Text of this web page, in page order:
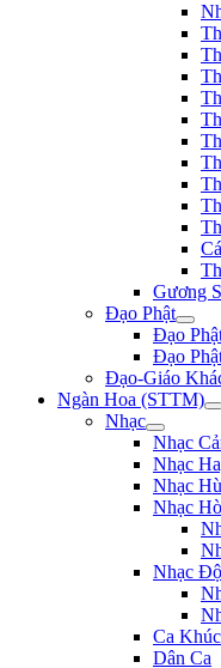
Gương
Đạo Phật
Đạo
Đạo
Đạo-Giáo
Ngàn Hoa (STTM)
Nhạc
Nhạc
Nhạc
Nhạc
Nhạc
Nhạc
Ca
Dân Ca